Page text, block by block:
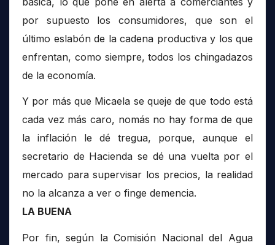
por supuesto los consumidores, que son el
último eslabón de la cadena productiva y los que
enfrentan, como siempre, todos los chingadazos
de la economía.
Y por más que Micaela se queje de que todo está
cada vez más caro, nomás no hay forma de que
la inflación le dé tregua, porque, aunque el
secretario de Hacienda se dé una vuelta por el
mercado para supervisar los precios, la realidad
no la alcanza a ver o finge demencia.
LA BUENA
Por fin, según la Comisión Nacional del Agua